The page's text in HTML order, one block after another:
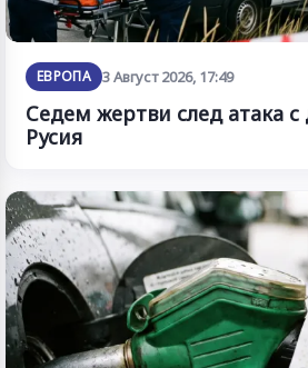
ЕВРОПА 3 Август 2026, 17:49
Седем жертви след атака
Русия